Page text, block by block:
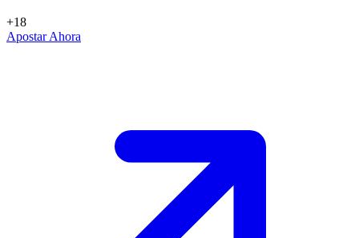
+18
Apostar Ahora